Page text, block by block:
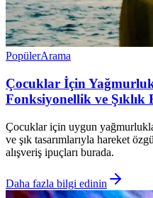
PopülerArama
Çocuklar İçin
Fonksiyonellik ve Şıklık
Çocuklar için uygun
ve şık tasarımlarıyla hareket
alışveriş ipuçları burada.
Daha fazla bilgi edinin